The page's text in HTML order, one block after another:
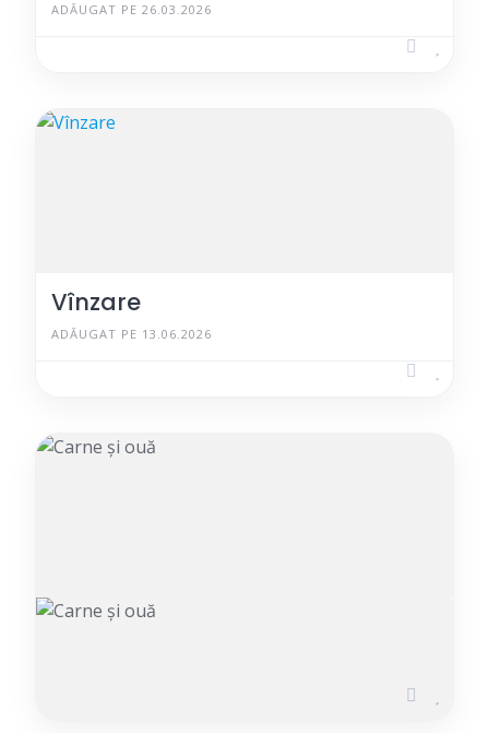
ADĂUGAT PE 26.03.2026
Vînzare
ADĂUGAT PE 13.06.2026
Carne și ouă